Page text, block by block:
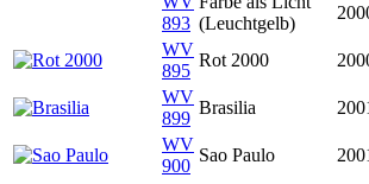
893 (Leuchtgelb)
WV
895
Rot 2000
WV
899
Brasilia
WV
900
Sao Paulo